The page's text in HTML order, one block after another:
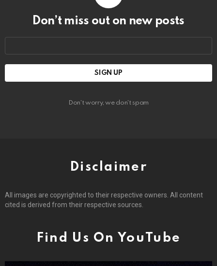
Don’t miss out on new posts
Don't worry, we don't spam
Disclaimer
All images are copyrighted to their respective owners. All content
cited is derived from their respective sources.
Find Us On YouTube